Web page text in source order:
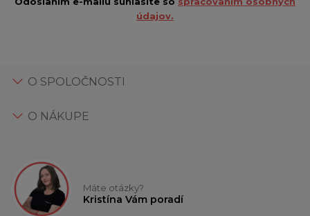
údajov.
O SPOLOČNOSTI
O NÁKUPE
Máte otázky?
Kristína Vám poradí